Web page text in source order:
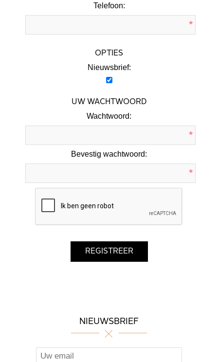
Telefoon:
*
OPTIES
Nieuwsbrief:
UW WACHTWOORD
Wachtwoord:
*
Bevestig wachtwoord:
*
NIEUWSBRIEF